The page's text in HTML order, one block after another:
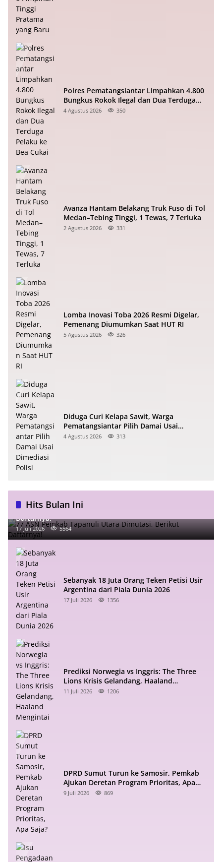
Polres Pematangsiantar Limpahkan 4.800
Bungkus Rokok Ilegal dan Dua Terduga
Pelaku ke Bea Cukai
4 Agustus 2026 350
Avanza Hantam Belakang Truk Fuso di Tol
Medan–Tebing Tinggi, 1 Tewas, 7 Terluka
2 Agustus 2026 331
Lomba Inovasi Toba 2026 Resmi Digelar,
Pemenang Diumumkan Saat HUT RI
5 Agustus 2026 326
Diduga Curi Kelapa Sawit, Warga
Pematangsiantar Pilih Damai Usai
Dimediasi Polisi
4 Agustus 2026 313
Hits Bulan Ini
77 ASN Pemkab Tapanuli Utara Dimutasi, Berikut
Daftarnya!
17 Juli 2026 5564
Sebanyak 18 Juta Orang Teken Petisi Usir
Argentina dari Piala Dunia 2026
17 Juli 2026 1356
Prediksi Norwegia vs Inggris: The Three
Lions Krisis Gelandang, Haaland
Mengintai
11 Juli 2026 1206
DPRD Sumut Turun ke Samosir, Pemkab
Ajukan Deretan Program Prioritas, Apa
Saja?
9 Juli 2026 869